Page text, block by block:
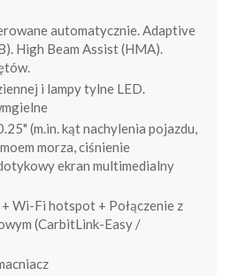
automatycznie. Adaptive
High Beam Assist (HMA).
i lampy tylne LED.
(m.in. kąt nachylenia pojazdu,
morza, ciśnienie
ekran multimedialny
Wi-Fi hotspot + Połączenie z
(CarbitLink-Easy /